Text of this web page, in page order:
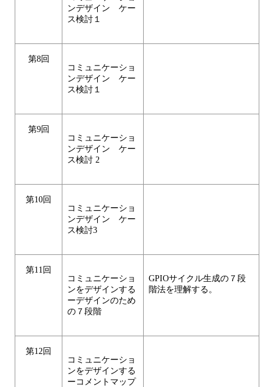
ンデザイン ケー
ス検討１
第8回
コミュニケーショ
ンデザイン ケー
ス検討１
第9回
コミュニケーショ
ンデザイン ケー
ス検討 2
第10回
コミュニケーショ
ンデザイン ケー
ス検討3
第11回
コミュニケーショ
ンをデザインする
ーデザインのため
の７段階
GPIOサイクル生成の７段
階法を理解する。
第12回
コミュニケーショ
ンをデザインする
ーコメントマップ